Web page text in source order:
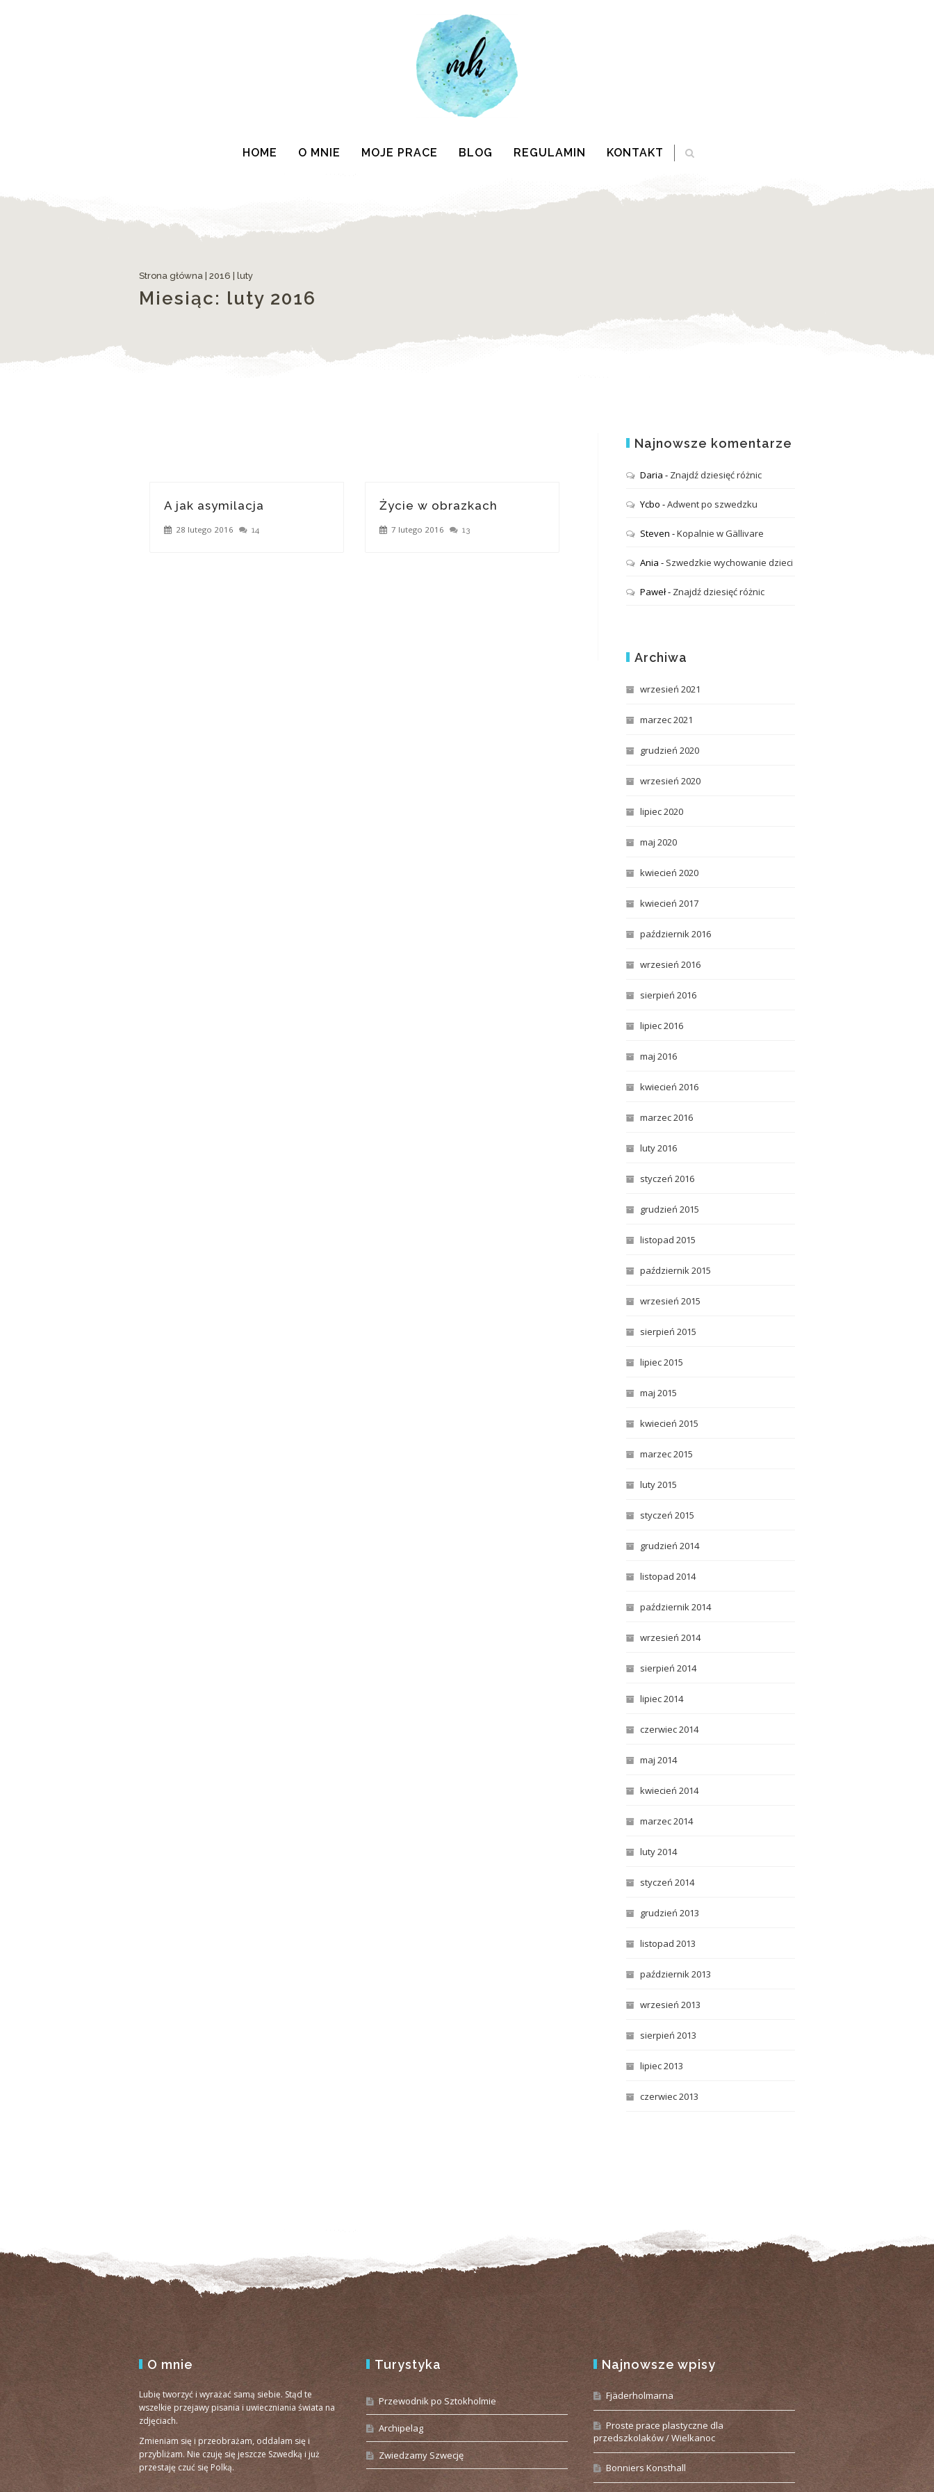
HOME O MNIE MOJE PRACE BLOG REGULAMIN KONTAKT
Strona główna 2016 luty
Miesiąc: luty 2016
A jak asymilacja
28 lutego 2016 14
Życie w obrazkach
7 lutego 2016 13
Najnowsze komentarze
Daria - Znajdź dziesięć różnic
Ycbo -Adwent po szwedzku
Steven -Kopalnie w Gällivare
Ania - Szwedzkie wychowanie dzieci
Paweł- Znajdź dziesięć różnic
Archiwa
wrzesień 2021
marzec 2021
grudzień 2020
wrzesień 2020
lipiec 2020
maj 2020
kwiecień 2020
kwiecień 2017
październik 2016
wrzesień 2016
sierpień 2016
lipiec 2016
maj 2016
kwiecień 2016
marzec 2016
luty 2016
styczeń 2016
grudzień 2015
listopad 2015
październik 2015
wrzesień 2015
sierpień 2015
lipiec 2015
maj 2015
kwiecień 2015
marzec 2015
luty 2015
styczeń 2015
grudzień 2014
listopad 2014
październik 2014
wrzesień 2014
sierpień 2014
lipiec 2014
czerwiec 2014
maj 2014
kwiecień 2014
marzec 2014
luty 2014
styczeń 2014
grudzień 2013
listopad 2013
październik 2013
wrzesień 2013
sierpień 2013
lipiec 2013
czerwiec 2013
O mnie
Lubię tworzyć i wyrażać samą siebie. Stąd te
wszelkie przejawy pisania i uwieczniania świata na
zdjęciach.
Zmieniam się i przeobrażam, oddalam się i
przybliżam. Nie czuję się jeszcze Szwedką i już
przestaję czuć się Polką.
Turystyka
Przewodnik po Sztokholmie
Archipelag
Zwiedzamy Szwecję
Najnowsze wpisy
Fjäderholmarna
Proste prace plastyczne dla
przedszkolaków / Wielkanoc
Bonniers Konsthall